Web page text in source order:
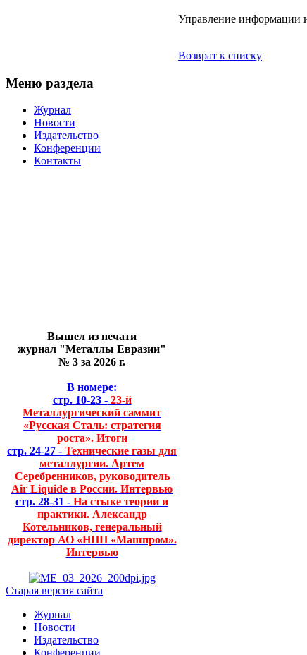
Управление
Возврат к списку
Меню раздела
Журнал
Новости
Издательство
Конференции
Контакты
Вышел из печати
журнал "Металлы Евразии"
№ 3 за 2026 г.
В номере:
стр. 10-23 -23-й
Металлургический саммит
«Русская Сталь: стратегия
роста». Итоги
стр. 24-27 - Технические газы для
металлургии. Артем
Серебренников, руководитель
Air Liquide в России. Интервью
стр. 28-31 - На стыке теории и
практики. Александр
Котельников, генеральный
директор АО «НПП «Машпром».
Интервью
Старая версия сайта
Журнал
Новости
Издательство